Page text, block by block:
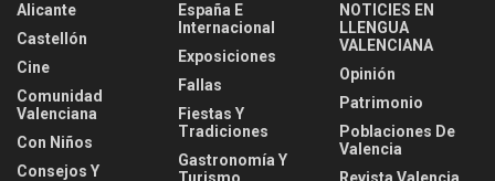
Alicante
Castellón
Cine
Comunidad
Valenciana
Con Niños
Consejos Y
España E
Internacional
Exposiciones
Fallas
Fiestas Y
Tradiciones
Gastronomía Y
NOTICIES EN
LLENGUA
VALENCIANA
Opinión
Patrimonio
Poblaciones De
Valencia